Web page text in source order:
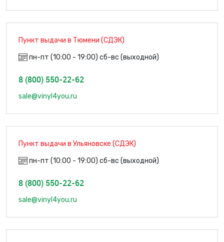
Пункт выдачи в Тюмени (СДЭК)
пн-пт (10:00 - 19:00) сб-вс (выходной)
8 (800) 550-22-62
sale@vinyl4you.ru
Пункт выдачи в Ульяновске (СДЭК)
пн-пт (10:00 - 19:00) сб-вс (выходной)
8 (800) 550-22-62
sale@vinyl4you.ru